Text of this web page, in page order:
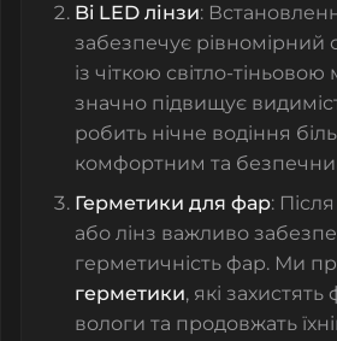
Bi LED лінзи:
забезпечує рівномірний
із чіткою світло-
значно підвищує
робить нічне водіння
комфортним та
Герметики для фар:
або лінз важливо
герметичність фар. Ми
герметики, які захистять
вологи та продовжать